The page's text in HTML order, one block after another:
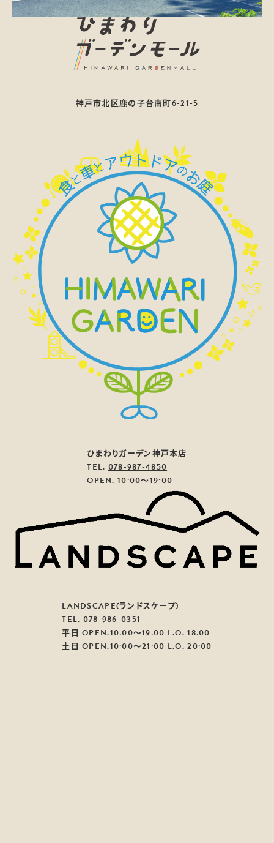
神戸市北区鹿の子台南町6-21-5
ひまわりガーデン神戸本店
TEL. 078-987-4850
OPEN. 10:00～19:00
LANDSCAPE(ランドスケープ)
TEL. 078-986-0351
平日 OPEN.10:00～19:00 L.O. 18:00
土日 OPEN.10:00～21:00 L.O. 20:00